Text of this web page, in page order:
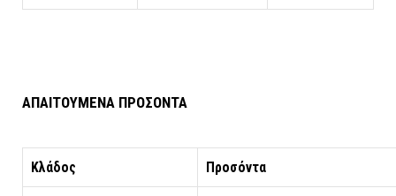
ΑΠΑΙΤΟΥΜΕΝΑ ΠΡΟΣΟΝΤΑ
Κλάδος Προσόντα